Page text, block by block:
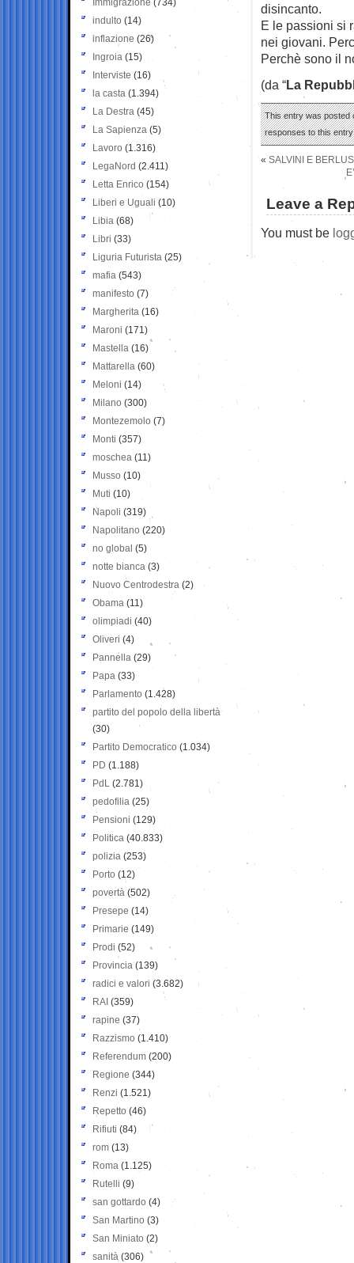
disincanto.
E le passioni si
nei giovani.
Perchè sono il
(da “La
This entry was posted
responses to this
« SALVINI E
Leave a
You must be
Immigrazione (734)
indulto (14)
inflazione (26)
Ingroia (15)
Interviste (16)
la casta (1.394)
La Destra (45)
La Sapienza (5)
Lavoro (1.316)
LegaNord (2.411)
Letta Enrico (154)
Liberi e Uguali (10)
Libia (68)
Libri (33)
Liguria Futurista (25)
mafia (543)
manifesto (7)
Margherita (16)
Maroni (171)
Mastella (16)
Mattarella (60)
Meloni (14)
Milano (300)
Montezemolo (7)
Monti (357)
moschea (11)
Musso (10)
Muti (10)
Napoli (319)
Napolitano (220)
no global (5)
notte bianca (3)
Nuovo Centrodestra (2)
Obama (11)
olimpiadi (40)
Oliveri (4)
Pannella (29)
Papa (33)
Parlamento (1.428)
partito del popolo della libertà
(30)
Partito Democratico (1.034)
PD (1.188)
PdL (2.781)
pedofilia (25)
Pensioni (129)
Politica (40.833)
polizia (253)
Porto (12)
povertà (502)
Presepe (14)
Primarie (149)
Prodi (52)
Provincia (139)
radici e valori (3.682)
RAI (359)
rapine (37)
Razzismo (1.410)
Referendum (200)
Regione (344)
Renzi (1.521)
Repetto (46)
Rifiuti (84)
rom (13)
Roma (1.125)
Rutelli (9)
san gottardo (4)
San Martino (3)
San Miniato (2)
sanità (306)